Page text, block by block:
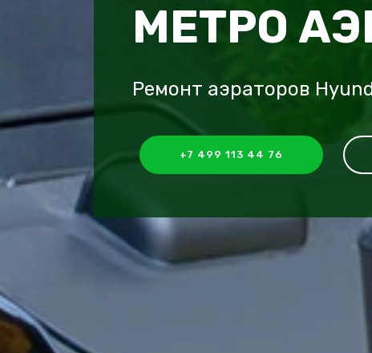
МЕТРО
Ремонт аэраторов
+7 499 113 44 76